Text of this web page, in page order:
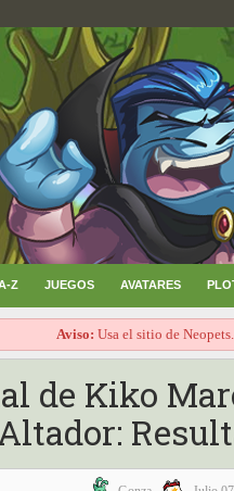
Z JUEGOS AVATARES
Aviso: Usa el sitio de
de Kiko